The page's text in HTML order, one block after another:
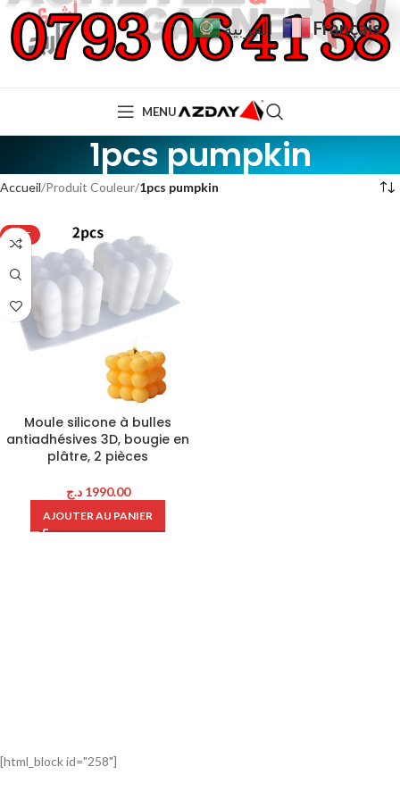
MENU
1pcs pumpkin
Accueil Produit Couleur 1pcs pumpkin
HOT
Moule silicone à bulles
antiadhésives 3D, bougie en
plâtre, 2 pièces
1990.00 د.ج
AJOUTER AU PANIER
[html_block id="258"]
العربية Français